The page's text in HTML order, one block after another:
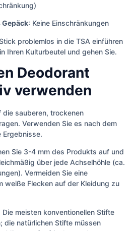
: Keine Einschränkungen
problemlos in die TSA einführen
Ihren Kulturbeutel und gehen Sie.
Deodorant
verwenden
die sauberen, trockenen
Verwenden Sie es nach dem
Ergebnisse.
Sie 3-4 mm des Produkts auf und
über jede Achselhöhle (ca.
Vermeiden Sie eine
weiße Flecken auf der Kleidung zu
Die meisten konventionellen Stifte
die natürlichen Stifte müssen